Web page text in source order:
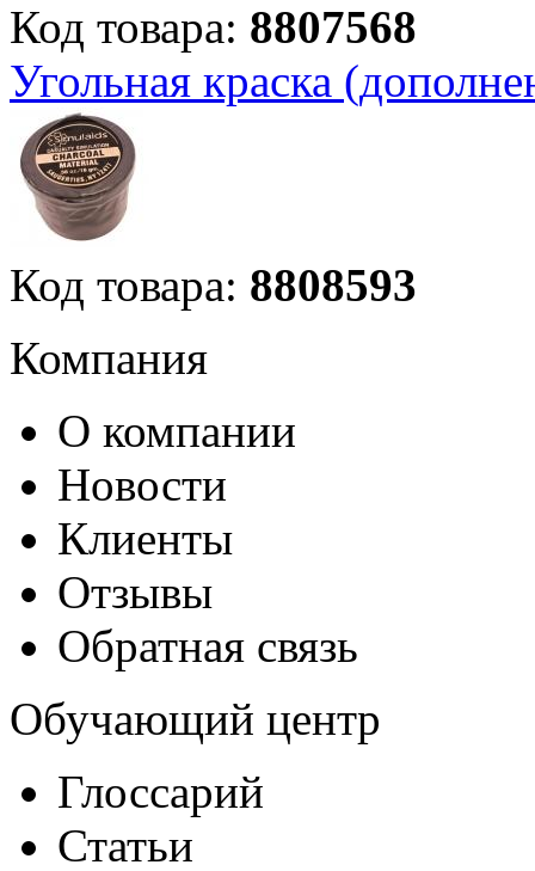
Код товара: 8807568
Угольная краска
Код товара: 8808593
Компания
О компании
Новости
Клиенты
Отзывы
Обратная связь
Обучающий центр
Глоссарий
Статьи